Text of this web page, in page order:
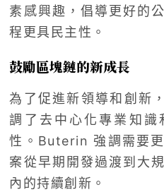
素感興趣，倡導更好的
程更具民主性。
鼓勵區塊鏈的新成長
為了促進新領導和創新
調了去中心化專業知識
性。Buterin 強調需要
案從早期開發過渡到大
內的持續創新。